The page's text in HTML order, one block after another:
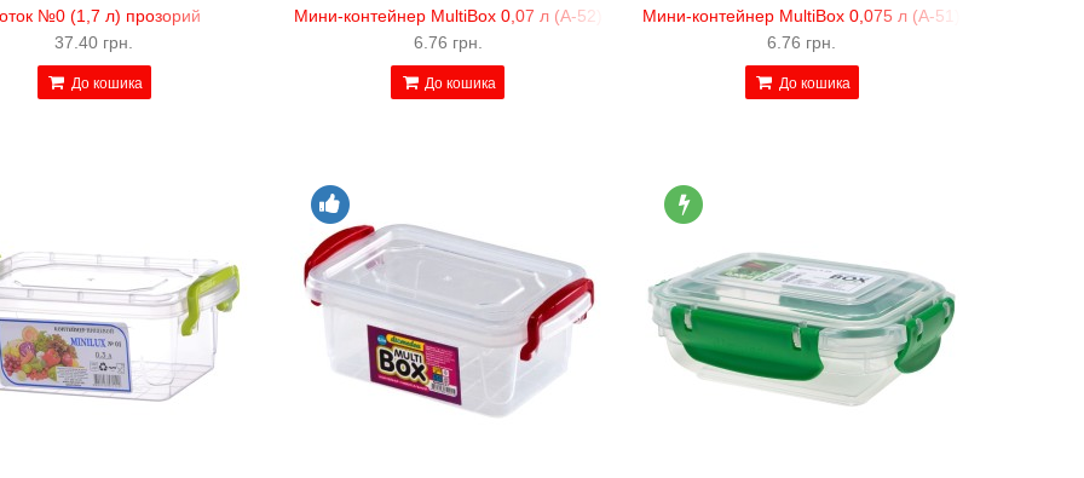
№0 (1,7 л) прозорий
37.40 грн.
До кошика
Мини-контейнер MultiBox 0,07 л (А-52)
6.76 грн.
До кошика
Мини-контейнер MultiBox 0,075 л (А-51)
6.76 грн.
До кошика